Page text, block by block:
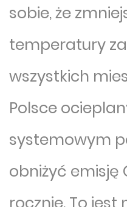
sobie, że
temperatury
wszystkich
Polsce
systemowym
obniżyć emisję